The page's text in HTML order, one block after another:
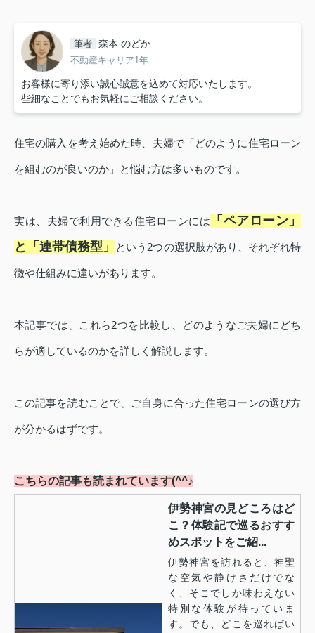
筆者 森本 のどか
不動産キャリア1年
お客様に寄り添い誠心誠意を込めて対応いたします。
些細なことでもお気軽にご相談ください。
住宅の購入を考え始めた時、夫婦で「どのように住宅ローン
を組むのが良いのか」と悩む方は多いものです。
実は、夫婦で利用できる住宅ローンには
「ペアローン」
と「連帯債務型」
という2つの選択肢があり、それぞれ特
徴や仕組みに違いがあります。
本記事では、これら2つを比較し、どのようなご夫婦にどち
らが適しているのかを詳しく解説します。
この記事を読むことで、ご自身に合った住宅ローンの選び方
が分かるはずです。
こちらの記事も読まれています(^^♪
伊勢神宮の見どころはど
こ？体験記で巡るおすす
めスポットをご紹...
伊勢神宮を訪れると、神聖
な空気や静けさだけでな
く、そこでしか味わえない
特別な体験が待っていま
す。でも、どこを巡ればい